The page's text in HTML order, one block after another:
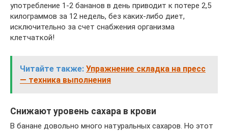
употребление 1-2 бананов в день приводит к потере 2,5
килограммов за 12 недель, без каких-либо диет,
исключительно за счет снабжения организма
клетчаткой!
Читайте также: Упражнение складка на пресс
— техника выполнения
Снижают уровень сахара в крови
В банане довольно много натуральных сахаров. Но этот